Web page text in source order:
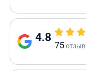
4.8
75